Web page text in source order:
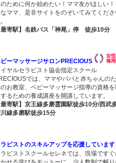
ために何か始めたい！ママ友がほしい！
ママ、是非サイトをのぞいてみてくだ
寄駅】名鉄バス「神尾」停 徒歩10分
ーマッサージサロンPRECIOUS
ヤルセラピスト協会指定スクール
では、ママやパパと赤ちゃんのた
お教室、ベビーマッサージ指導の資格を
るための養成講座を開講しています。
寄駅】京王線多磨霊園駅徒歩10分/西武
線多磨駅徒歩15分
ピストのスキルアップを応援しています
ピストスクールセレネでは、現場ですぐ